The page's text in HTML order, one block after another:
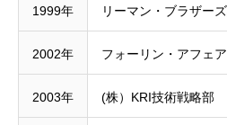
1999年 リーマン・ブラザー
2002年 フォーリン・アフェ
2003年 (株）KRI技術戦略部